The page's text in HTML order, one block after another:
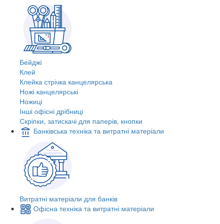
Бейджі
Клей
Клейка стрічка канцелярська
Ножі канцелярські
Ножиці
Інші офісні дрібниці
Скріпки, затискачі для паперів, кнопки
Банківська техніка та витратні матеріали
Витратні матеріали для банків
Офісна техніка та витратні матеріали